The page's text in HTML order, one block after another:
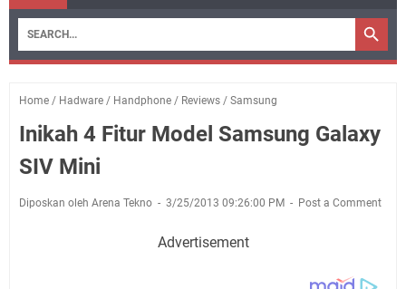
Home / Hadware / Handphone / Reviews / Samsung
Inikah 4 Fitur Model Samsung Galaxy
SIV Mini
Diposkan oleh Arena Tekno 3/25/2013 09:26:00 PM Post a Comment
Advertisement